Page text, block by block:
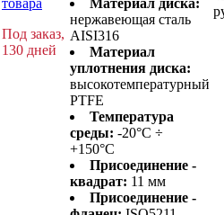
Под заказ,
130 дней
нержавеющая сталь
AISI316
Материал
уплотнения диска:
высокотемпературный
PTFE
Температура
среды: -20°C ÷
+150°C
Присоединение -
квадрат: 11 мм
Присоединение -